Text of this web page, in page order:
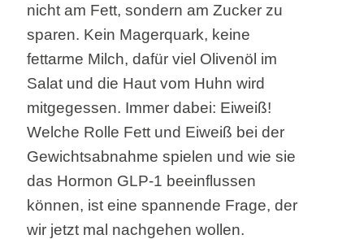
nicht am Fett, sondern am Zucker zu
sparen. Kein Magerquark, keine
fettarme Milch, dafür viel Olivenöl im
Salat und die Haut vom Huhn wird
mitgegessen. Immer dabei: Eiweiß!
Welche Rolle Fett und Eiweiß bei der
Gewichtsabnahme spielen und wie sie
das Hormon GLP-1 beeinflussen
können, ist eine spannende Frage, der
wir jetzt mal nachgehen wollen.